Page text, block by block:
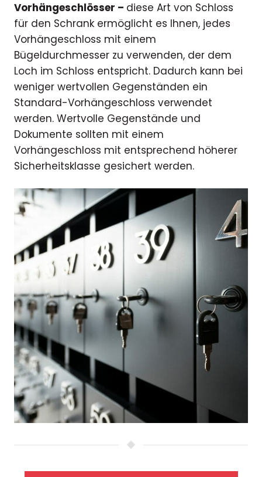
Vorhängeschlösser – diese Art von Schloss
für den Schrank ermöglicht es Ihnen, jedes
Vorhängeschloss mit einem
Bügeldurchmesser zu verwenden, der dem
Loch im Schloss entspricht. Dadurch kann bei
weniger wertvollen Gegenständen ein
Standard-Vorhängeschloss verwendet
werden. Wertvolle Gegenstände und
Dokumente sollten mit einem
Vorhängeschloss mit entsprechend höherer
Sicherheitsklasse gesichert werden.